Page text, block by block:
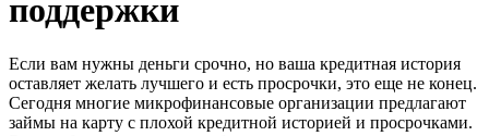
поддержки
Если вам нужны деньги срочно, но ваша кредитная история
оставляет желать лучшего и есть просрочки, это еще не конец.
Сегодня многие микрофинансовые организации предлагают
займы на карту с плохой кредитной историей и просрочками.